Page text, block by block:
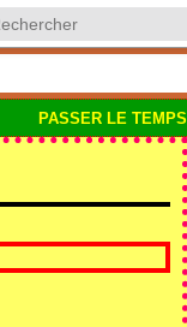
PASSER LE TEMPS